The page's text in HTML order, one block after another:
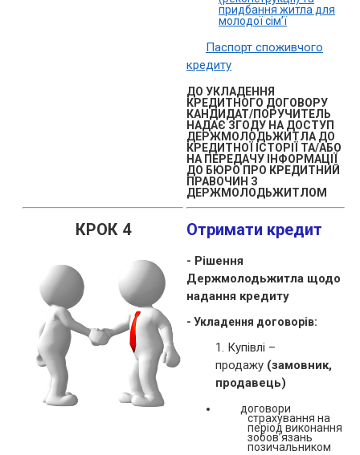
придбання житла для
молодої сім’ї
Паспорт споживчого
кредиту
ДО УКЛАДЕННЯ
КРЕДИТНОГО ДОГОВОРУ
КАНДИДАТ/ПОРУЧИТЕЛЬ
НАДАЄ ЗГОДУ НА ДОСТУП
ДЕРЖМОЛОДЬЖИТЛА ДО
КРЕДИТНОЇ ІСТОРІЇ ТА/АБО
НА ПЕРЕДАЧУ ІНФОРМАЦІЇ
ДО БЮРО ПРО КРЕДИТНИЙ
ПРАВОЧИН З
ДЕРЖМОЛОДЬЖИТЛОМ
КРОК 4 Отримати кредит
- Рішення
Держмолодьжитла щодо
надання кредиту
- Укладення договорів:
1. Купівлі –
продажу (замовник,
продавець)
договори
страхування на
період виконання
зобов’язань
позичальником